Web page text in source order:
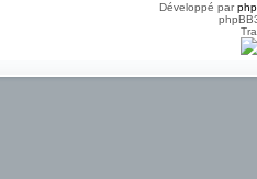
Développé par